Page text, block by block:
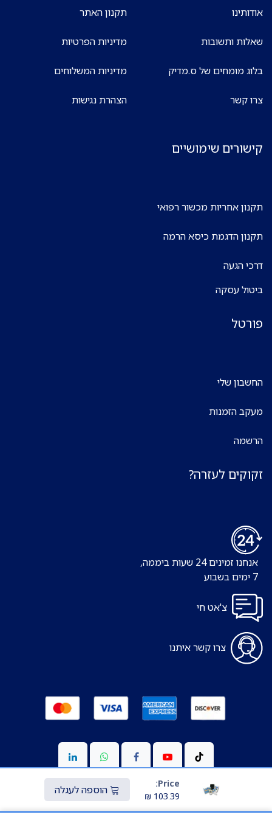
Price:
103.39
₪ הוספה לעגלה
אודותינו
שאלות ותשובות
בלוג מומחים של ס.מדיק
צרו קשר
תקנון האתר
מדיניות הפרטיות
מדיניות המשלוחים
הצהרת נגישות
קישורים שימושיים
תקנון אחריות מכשור רפואי
תקנון הדגמת כיסא הרמה
דרכי הגעה
ביטול עסקה
פורטל
החשבון שלי
מעקב הזמנות
הרשמה
זקוקים לעזרה?
אנחנו זמינים 24 שעות ביממה,
צ'אט חי
צרו קשר איתנו